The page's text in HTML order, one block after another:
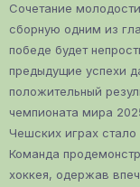
Сочетание
сборную одним из
победе будет
предыдущие успехи
положительный
чемпионата мира
Чешских играх
Команда
хоккея, одержав